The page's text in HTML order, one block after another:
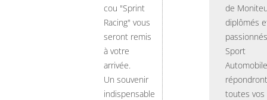
cou "Sprint
Racing" vous
seront remis
à votre
arrivée.
Un souvenir
indispensable
de
diplômés
Sport
Automobile
toutes vos